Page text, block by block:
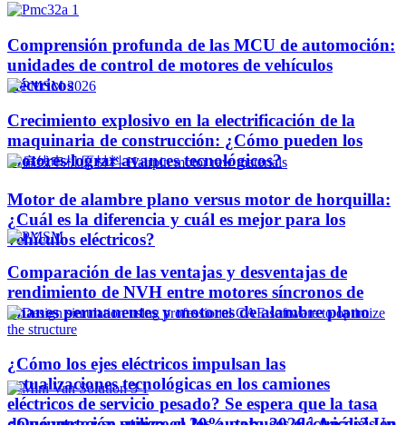
Comprensión profunda de las MCU de automoción:
unidades de control de motores de vehículos
eléctricos
Crecimiento explosivo en la electrificación de la
maquinaria de construcción: ¿Cómo pueden los
motores lograr avances tecnológicos?
Motor de alambre plano versus motor de horquilla:
¿Cuál es la diferencia y cuál es mejor para los
vehículos eléctricos?
Comparación de las ventajas y desventajas de
rendimiento de NVH entre motores síncronos de
imanes permanentes y motores de alambre plano
¿Cómo los ejes eléctricos impulsan las
actualizaciones tecnológicas en los camiones
eléctricos de servicio pesado? Se espera que la tasa